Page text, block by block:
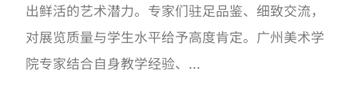
出鲜活的艺术潜力。专家们驻足品鉴、细致交流，
对展览质量与学生水平给予高度肯定。广州美术学
院专家结合自身教学经验、...